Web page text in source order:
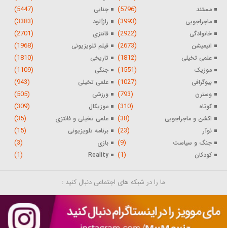
مستند (5796) جنایی (5447)
ماجراجویی (3993) رازآلود (3383)
خانوادگی (2922) فانتزی (2701)
انیمیشن (2673) فیلم تلویزیونی (1968)
علمی تخیلی (1812) تاریخی (1810)
موزیک (1551) جنگی (1109)
بیوگرافی (1027) علمی تخیلی (943)
وسترن (793) ورزشی (505)
کوتاه (310) موزیکال (309)
اکشن و ماجراجویی (38) علمی تخیلی و فانتزی (35)
نوآر (23) برنامه تلویزیونی (15)
جنگ و سیاست (9) بازی (3)
کودکان (1)
Reality
(1)
ما را در شبکه های اجتماعی دنبال کنید :